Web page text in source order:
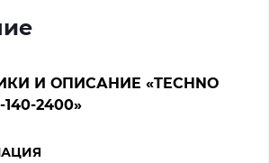
И ОПИСАНИЕ «TECHNO
140-2400»